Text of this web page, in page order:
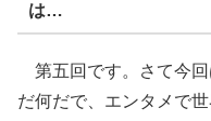
は…
第五回です。さて今
だ何だで、エンタメで